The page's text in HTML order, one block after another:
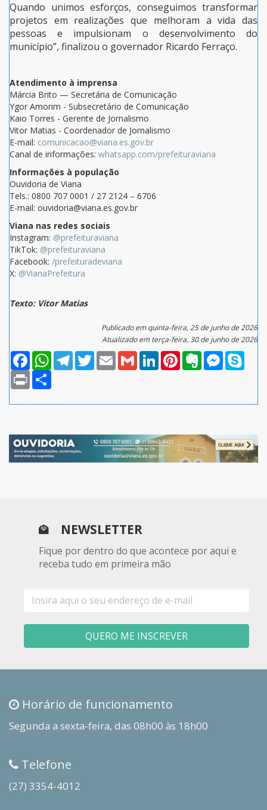
Quando unimos esforços, conseguimos transformar
projetos em realizações que melhoram a vida das
pessoas e impulsionam o desenvolvimento do
município”, finalizou o governador Ricardo Ferraço.
Atendimento à imprensa
Márcia Brito — Secretária de Comunicação
Ygor Amorim - Subsecretário de Comunicação
Kaio Torres - Gerente de Jornalismo
Vitor Matias - Coordenador de Jornalismo
E-mail: comunicacao@viana.es.gov.br
Canal de informações: whatsapp.com/prefeituraviana
Informações à população
Ouvidoria de Viana
Tels.: 0800 707 0001 / 27 2124 – 6706
E-mail: ouvidoria@viana.es.gov.br
Viana nas redes sociais
Instagram: @prefeituraviana
TikTok: @prefeituraviana
Facebook: /prefeituradeviana
X: @VianaPrefeitura
Texto: Vitor Matias
Publicado em quinta-feira, 25 de junho de 2026
Atualizado em terça-feira, 30 de junho de 2026
FacebookWhatsAppTelegramTwitterEmail Gmail LinkedInPinterestEvernoteMessenger
Print
NEWSLETTER
Fique por dentro do que acontece por aqui e
receba tudo em primeira mão
mail
QUERO ME INSCREVER
Horário de funcionamento
Segunda a sexta-feira, das 08h00 às 18h00
Telefone
(27) 3354-4012